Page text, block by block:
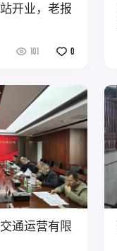
开业，老报
101 0
通运营有限